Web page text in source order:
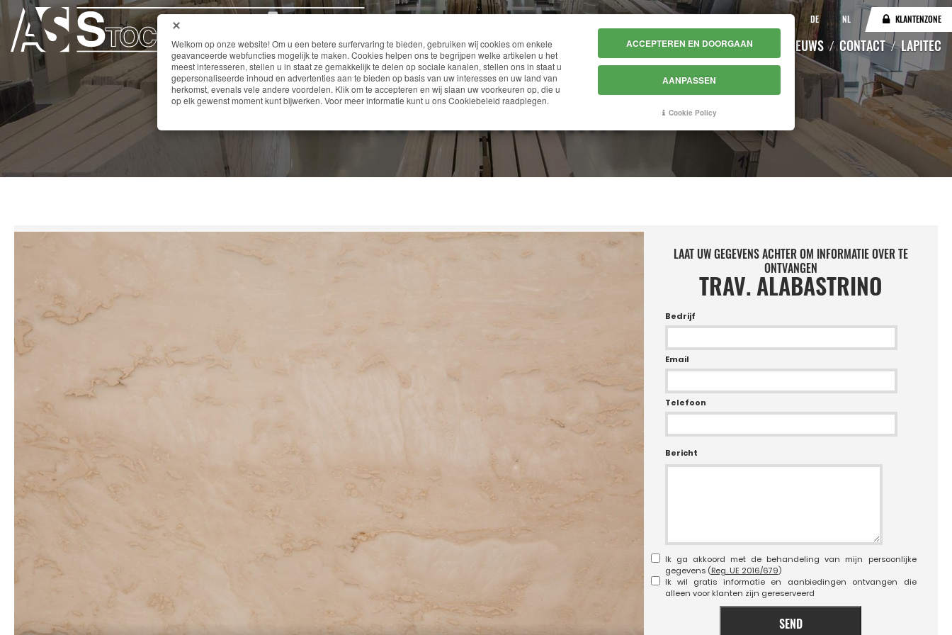
DE NL KLANTENZONE
HOME BEDRIJF CATALOGUS MAGAZIJN NIEUWS CONTACT LAPITEC
TRAV. ALABASTRINO
LAAT UW GEGEVENS ACHTER OM INFORMATIE OVER TE
ONTVANGEN
TRAV. ALABASTRINO
Bedrijf
Email
Telefoon
Bericht
Ik ga akkoord met de behandeling van mijn persoonlijke
gegevens (Reg. UE 2016/679)
Ik wil gratis informatie en aanbiedingen ontvangen die
alleen voor klanten zijn gereserveerd
SEND
Welkom op onze website! Om u een betere surfervaring te bieden, gebruiken wij cookies om enkele
geavanceerde webfuncties mogelijk te maken. Cookies helpen ons te begrijpen welke artikelen u het
meest interesseren, stellen u in staat ze gemakkelijk te delen op sociale kanalen, stellen ons in staat u
gepersonaliseerde inhoud en advertenties aan te bieden op basis van uw interesses en uw land van
herkomst, evenals vele andere voordelen. Klik om te accepteren en wij slaan uw voorkeuren op, die u
op elk gewenst moment kunt bijwerken. Voor meer informatie kunt u ons Cookiebeleid raadplegen.
ACCEPTEREN EN DOORGAAN
AANPASSEN
Cookie Policy